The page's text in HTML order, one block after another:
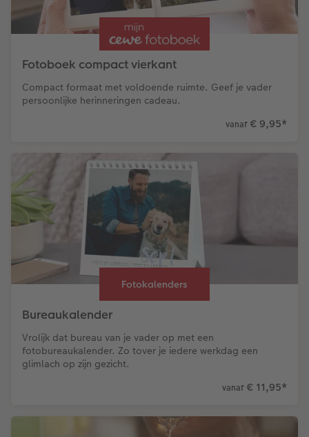
Fotoboek compact vierkant
Compact formaat met voldoende ruimte. Geef je vader
persoonlijke herinneringen cadeau.
vanaf € 9,95*
Fotokalenders
Bureaukalender
Vrolijk dat bureau van je vader op met een
fotobureaukalender. Zo tover je iedere werkdag een
glimlach op zijn gezicht.
vanaf € 11,95*